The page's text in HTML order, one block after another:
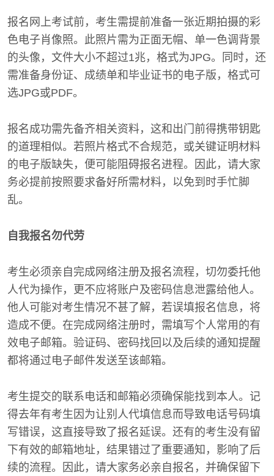
报名网上考试前，考生需提前准备一张近期拍摄的彩
色电子肖像照。此照片需为正面无帽、单一色调背景
的头像，文件大小不超过1兆，格式为JPG。同时，还
需准备身份证、成绩单和毕业证书的电子版，格式可
选JPG或PDF。
报名成功需先备齐相关资料，这和出门前得携带钥匙
的道理相似。若照片格式不合规范，或关键证明材料
的电子版缺失，便可能阻碍报名进程。因此，请大家
务必提前按照要求备好所需材料，以免到时手忙脚
乱。
自我报名勿代劳
考生必须亲自完成网络注册及报名流程，切勿委托他
人代为操作，更不应将账户及密码信息泄露给他人。
他人可能对考生情况不甚了解，若误填报名信息，将
造成不便。在完成网络注册时，需填写个人常用的有
效电子邮箱。验证码、密码找回以及后续的通知提醒
都将通过电子邮件发送至该邮箱。
考生提交的联系电话和邮箱必须确保能找到本人。记
得去年有考生因为让别人代填信息而导致电话号码填
写错误，这直接导致了报名延误。还有的考生没有留
下有效的邮箱地址，结果错过了重要通知，影响了后
续的流程。因此，请大家务必亲自报名，并确保留下